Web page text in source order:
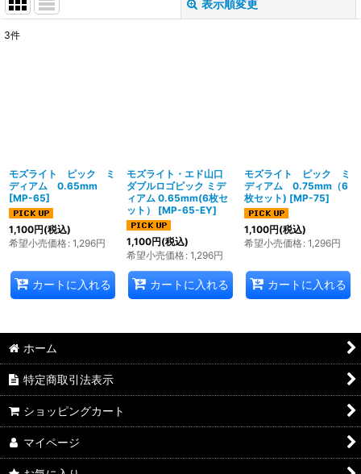
表示順変更
3件
モズライト ピック ミ
ディアム 0.65mm
[MP-65]
1,100円(税込)
希望小売価格: 1,296円
カートに入れる
モズライト・エド山口
ダブルロゴピック ミデ
ィアム 0.65mm(6枚セ
ット）
[MP-65-EY]
1,100円(税込)
希望小売価格: 1,296円
カートに入れる
モズライト ピック ミ
ディアム 0.75mm（6
枚セット) [MP-75]
1,100円(税込)
希望小売価格: 1,296円
カートに入れる
ホーム
特定商取引法表示
ショッピングカート
マイページ